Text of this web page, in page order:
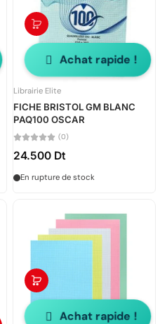
Achat rapide !
Librairie Elite
FICHE BRISTOL GM BLANC
PAQ100 OSCAR
(0)
24.500 Dt
En rupture de stock
Achat rapide !